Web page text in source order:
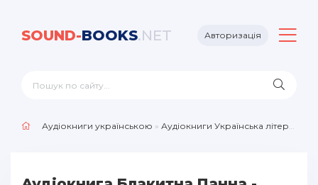
SOUND-BOOKS.NET Авторизація
Аудіокниги українською » Аудіокниги Українська література